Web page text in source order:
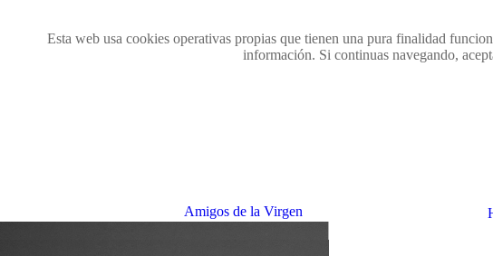
Esta web usa cookies operativas propias que tienen una pura finalidad
información. Si continuas navegando,
Amigos de la Virgen